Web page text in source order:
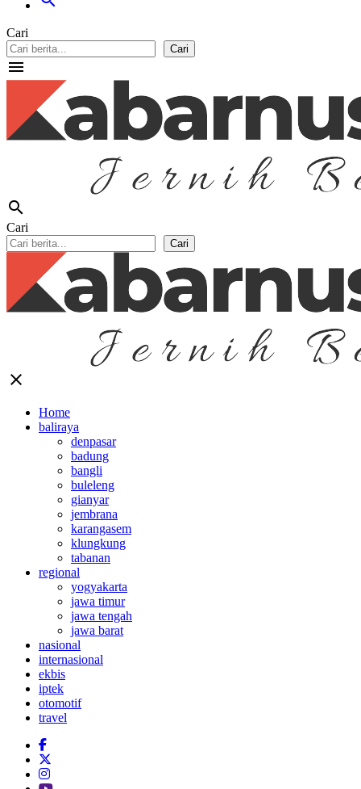
Cari
Cari
menu
search
Cari
Cari
close
Home
baliraya
denpasar
badung
bangli
buleleng
gianyar
jembrana
karangasem
klungkung
tabanan
regional
yogyakarta
jawa timur
jawa tengah
jawa barat
nasional
internasional
ekbis
iptek
otomotif
travel